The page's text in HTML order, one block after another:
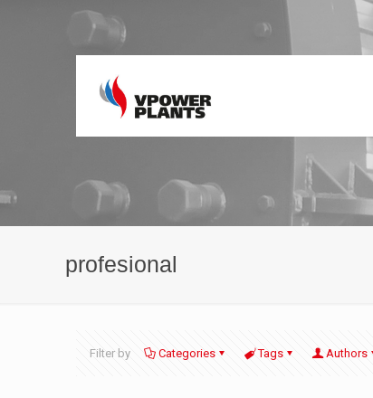
profesional
Filter by Categories Tags Authors